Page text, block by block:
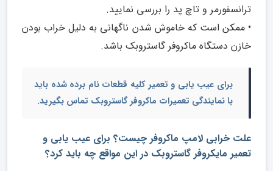
ترانسفورمر و تاچ پد را بررسی نمایید.
• ممکن است که خاموش شدن ناگهانی به دلیل خراب بودن
خازن دستگاه ماکروفر گاستروبک باشد.
برای عیب یابی و تعمیر کلیه قطعات نام برده شده باید
با نمایندگی تعمیرات ماکروفر گاستروبک تماس بگیرید.
علت خرابی لامپ ماکروفر چیست؟ برای عیب یابی و
تعمیر مایکروفر گاستروبک در این مواقع چه باید کرد؟